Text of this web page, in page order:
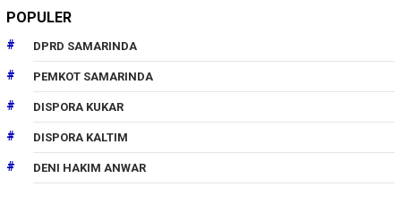
POPULER
DPRD SAMARINDA
PEMKOT SAMARINDA
DISPORA KUKAR
DISPORA KALTIM
DENI HAKIM ANWAR